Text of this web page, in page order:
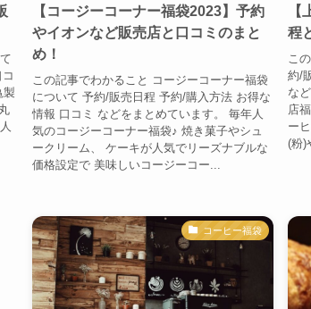
製
【コージーコーナー福袋2023】予約
やイオンなど販売店と口コミのまと
め！
この記事でわかること コージーコーナー福袋
について 予約/販売日程 予約/購入方法 お得な
情報 口コミ などをまとめています。 毎年人
気のコージーコーナー福袋♪ 焼き菓子やシュ
ークリーム、 ケーキが人気でリーズナブルな
価格設定で 美味しいコージーコー...
程
こ
約/
な
店
ー
(粉)
コーヒー福袋